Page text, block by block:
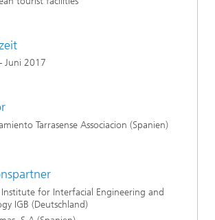
Juni 2017
Tarrasense Associacion (Spanien)
for Interfacial Engineering and
IGB (Deutschland)